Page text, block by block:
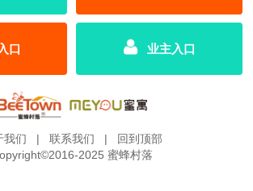
口 业主入口
我们 | 联系我们 |
回到顶部
2025 蜜蜂村落